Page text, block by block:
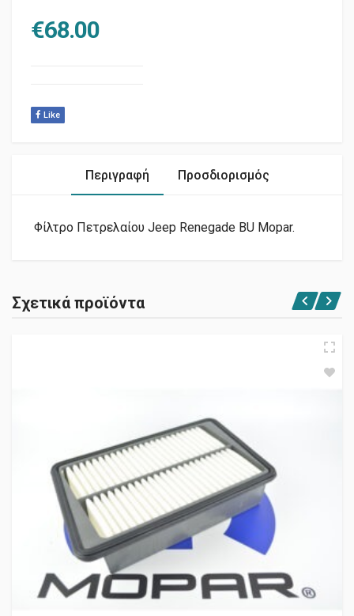
€68.00
Like
Περιγραφή Προσδιορισμός
Φίλτρο Πετρελαίου Jeep Renegade BU Mopar.
Σχετικά προϊόντα